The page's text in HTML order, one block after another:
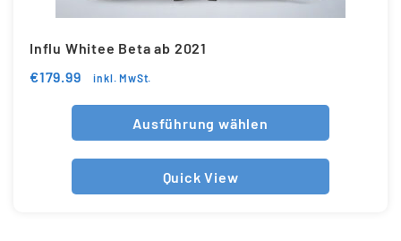
Influ Whitee Beta ab 2021
€179.99 inkl. MwSt.
Ausführung wählen
Quick View